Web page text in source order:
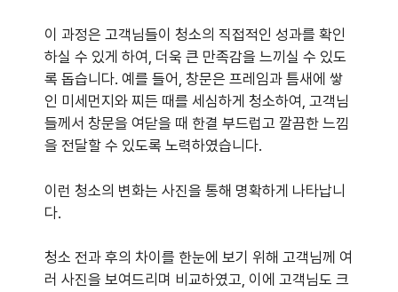
이 과정은 고객님들이 청소의 직접적인 성과를 확인
하실 수 있게 하여, 더욱 큰 만족감을 느끼실 수 있도
록 돕습니다. 예를 들어, 창문은 프레임과 틈새에 쌓
인 미세먼지와 찌든 때를 세심하게 청소하여, 고객님
들께서 창문을 여닫을 때 한결 부드럽고 깔끔한 느낌
을 전달할 수 있도록 노력하였습니다.
이런 청소의 변화는 사진을 통해 명확하게 나타납니
다.
청소 전과 후의 차이를 한눈에 보기 위해 고객님께 여
러 사진을 보여드리며 비교하였고, 이에 고객님도 크